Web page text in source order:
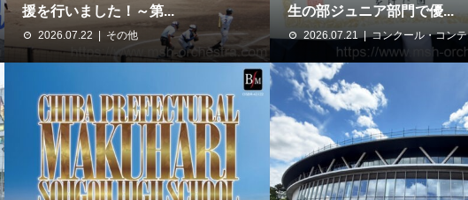
援を行いました！～第...
2026.07.22 その他
生の部ジュニア部門で優...
2026.07.21 コンクール・コン